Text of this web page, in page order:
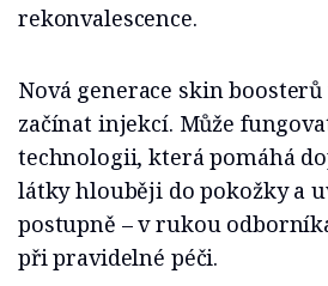
rekonvalescence.
Nová generace skin
začínat injekcí. Může
technologii, která pomáhá
látky hlouběji do pokožky a
postupně – v rukou
při pravidelné péči.